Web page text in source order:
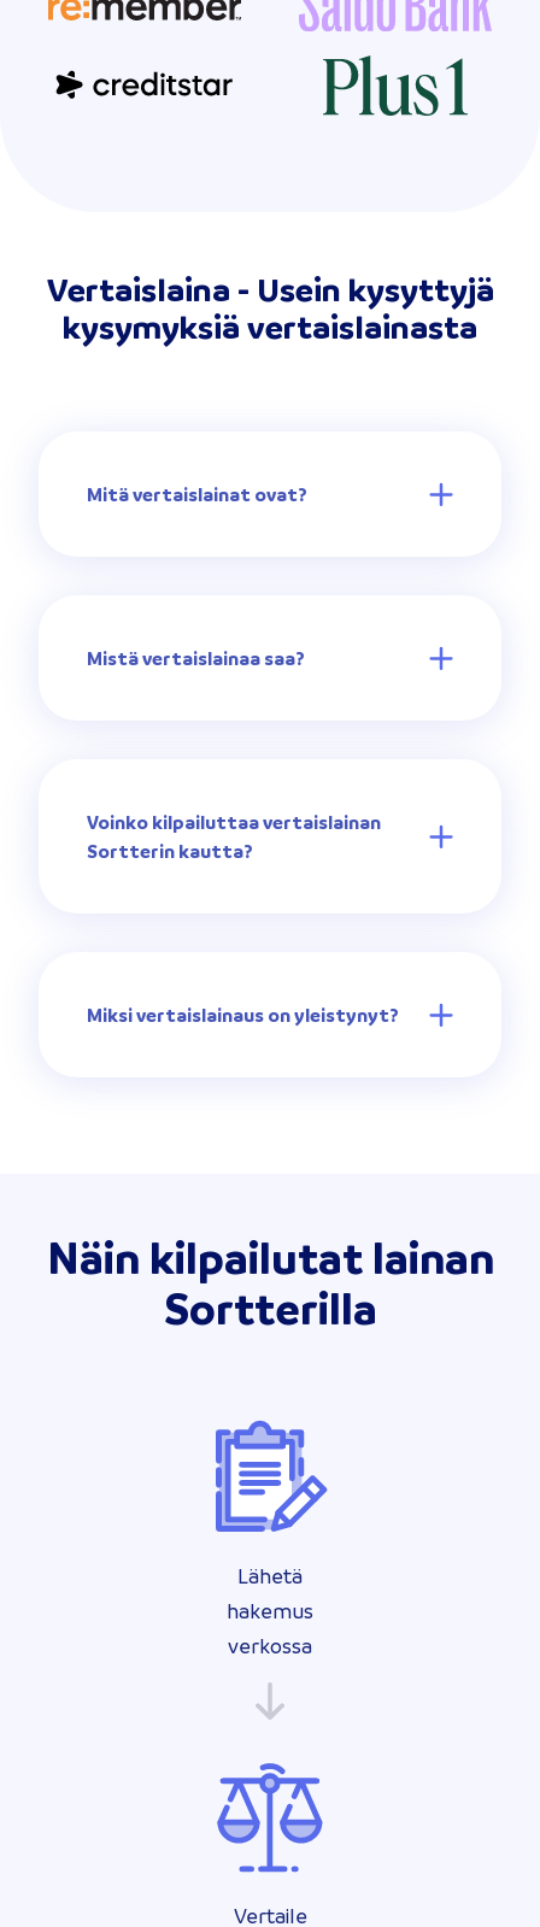
Vertaislaina - Usein kysyttyjä
kysymyksiä vertaislainasta
Mitä vertaislainat ovat?
Mistä vertaislainaa saa?
Voinko kilpailuttaa vertaislainan
Sortterin kautta?
Miksi vertaislainaus on yleistynyt?
Näin kilpailutat lainan
Sortterilla
Lähetä
hakemus
verkossa
Vertaile